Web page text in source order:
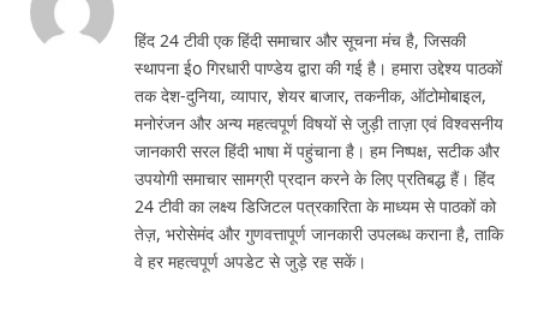
हिंद 24 टीवी एक हिंदी समाचार और सूचना मंच है, जिसकी
स्थापना ईo गिरधारी पाण्डेय द्वारा की गई है। हमारा उद्देश्य पाठकों
तक देश-दुनिया, व्यापार, शेयर बाजार, तकनीक, ऑटोमोबाइल,
मनोरंजन और अन्य महत्वपूर्ण विषयों से जुड़ी ताज़ा एवं विश्वसनीय
जानकारी सरल हिंदी भाषा में पहुंचाना है। हम निष्पक्ष, सटीक और
उपयोगी समाचार सामग्री प्रदान करने के लिए प्रतिबद्ध हैं। हिंद
24 टीवी का लक्ष्य डिजिटल पत्रकारिता के माध्यम से पाठकों को
तेज़, भरोसेमंद और गुणवत्तापूर्ण जानकारी उपलब्ध कराना है, ताकि
वे हर महत्वपूर्ण अपडेट से जुड़े रह सकें।